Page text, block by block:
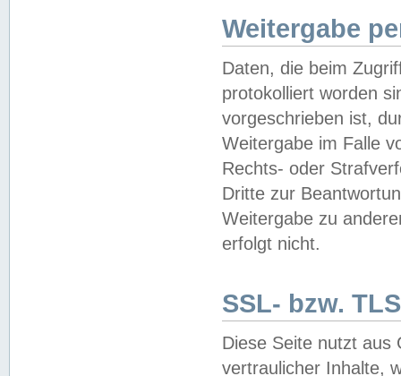
Weitergabe
Daten, die beim
protokolliert worden
vorgeschrieben ist,
Weitergabe im Falle
Rechts- oder
Dritte zur
Weitergabe zu
erfolgt nicht.
SSL- bzw.
Diese Seite nutzt aus
vertraulicher Inhalte,